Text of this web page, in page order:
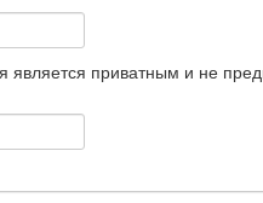
является приватным и не